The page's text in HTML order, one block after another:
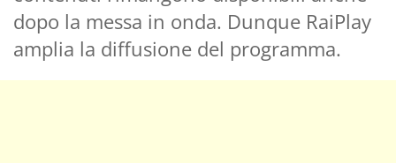
dopo la messa in onda. Dunque RaiPlay
amplia la diffusione del programma.